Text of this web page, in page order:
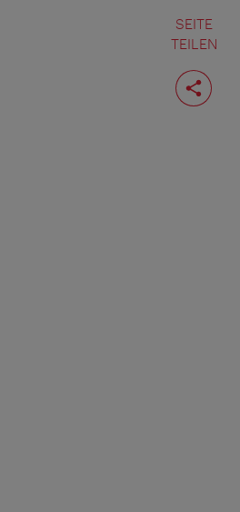
SEITE
TEILEN
Seite
teilen